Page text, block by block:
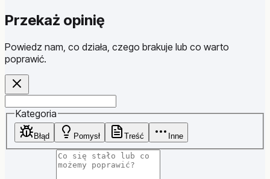
Przekaż opinię
Powiedz nam, co działa, czego brakuje lub co warto
poprawić.
Website
Kategoria
Błąd Pomysł Treść Inne